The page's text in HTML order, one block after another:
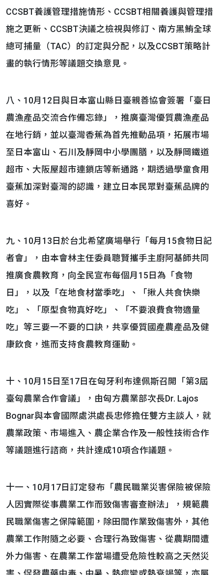
CCSBT養護管理措施情形、CCSBT相關養護與管理措
施之更新、CCSBT決議之檢視與修訂、南方黑鮪全球
總可捕量（TAC）的訂定與分配，以及CCSBT策略計
畫的執行情形等議題交換意見。
八、10月12日與日本富山縣日臺親善協會簽署「臺日
農漁產品交流合作備忘錄」，推廣臺灣優質農漁產品
在地行銷，並以臺灣香蕉為首先推動品項，拓展市場
至日本富山、石川及靜岡中小學團膳，以及靜岡鐵道
超市、大阪屋超市連鎖店等新通路，期透過學童食用
臺蕉加深對臺灣的認識，建立日本民眾對臺蕉品牌的
喜好。
九、10月13日於台北希望廣場舉行「每月15食物日記
者會」，由本會林主任委員聰賢攜手主廚阿基師共同
推廣食農教育，向全民宣布每個月15日為「食物
日」，以及「在地食材當季吃」、「揪人共食快樂
吃」、「原型食物真好吃」、「不要浪費食物適量
吃」等三要一不要的口訣，共享優質國產農產品及健
康飲食，進而支持食農教育運動。
十、10月15日至17日在匈牙利布達佩斯召開「第3屆
臺匈農業合作會議」，由匈方農業部次長Dr. Lajos
Bognar與本會國際處洪處長忠修擔任雙方主談人，就
農業政策、市場進入、農企業合作及一般性技術合作
等議題進行諮商，共計達成10項合作議題。
十一、10月17日訂定發布「農民職業災害保險被保險
人因實際從事農業工作而致傷害審查辦法」，規範農
民職業傷害之保障範圍，除田間作業致傷害外，其他
農業工作附隨之必要、合理行為致傷害、從農期間遭
外力傷害、在農業工作當場遭受危險性較高之天然災